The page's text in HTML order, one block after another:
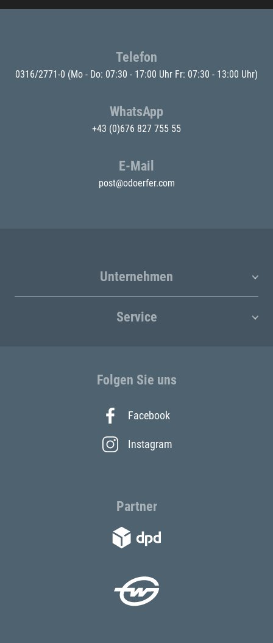
Telefon
0316/2771-0 (Mo - Do: 07:30 - 17:00 Uhr Fr: 07:30 - 13:00 Uhr)
WhatsApp
+43 (0)676 827 755 55
E-Mail
post@odoerfer.com
Unternehmen
Service
Folgen Sie uns
Facebook
Instagram
Partner